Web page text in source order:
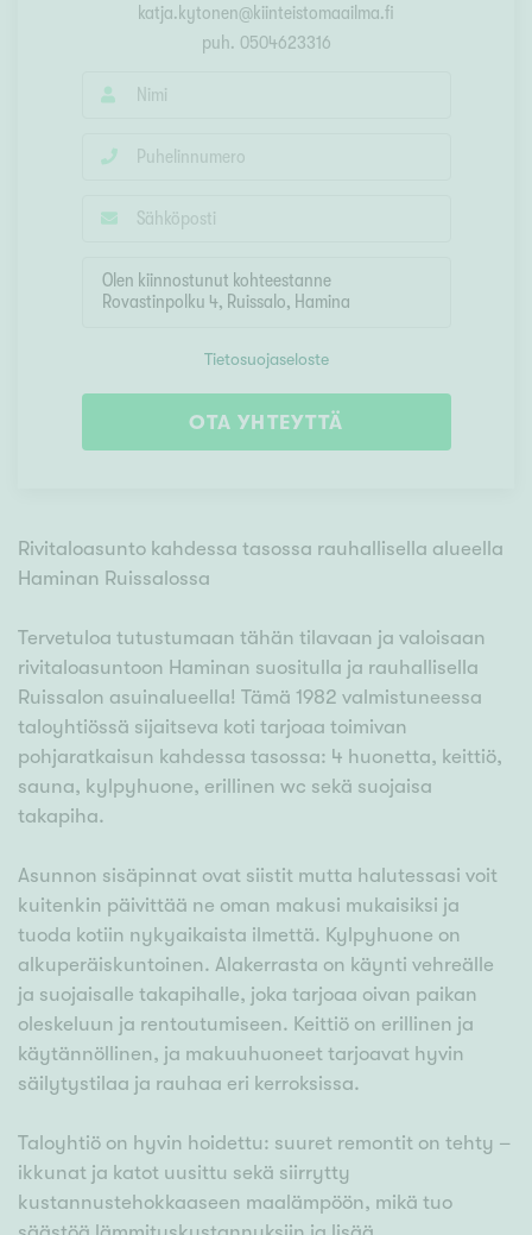
katja.kytonen@kiinteistomaailma.fi
puh. 0504623316
Tietosuojaseloste
OTA YHTEYTTÄ
Rivitaloasunto kahdessa tasossa rauhallisella alueella
Haminan Ruissalossa
Tervetuloa tutustumaan tähän tilavaan ja valoisaan
rivitaloasuntoon Haminan suositulla ja rauhallisella
Ruissalon asuinalueella! Tämä 1982 valmistuneessa
taloyhtiössä sijaitseva koti tarjoaa toimivan
pohjaratkaisun kahdessa tasossa: 4 huonetta, keittiö,
sauna, kylpyhuone, erillinen wc sekä suojaisa
takapiha.
Asunnon sisäpinnat ovat siistit mutta halutessasi voit
kuitenkin päivittää ne oman makusi mukaisiksi ja
tuoda kotiin nykyaikaista ilmettä. Kylpyhuone on
alkuperäiskuntoinen. Alakerrasta on käynti vehreälle
ja suojaisalle takapihalle, joka tarjoaa oivan paikan
oleskeluun ja rentoutumiseen. Keittiö on erillinen ja
käytännöllinen, ja makuuhuoneet tarjoavat hyvin
säilytystilaa ja rauhaa eri kerroksissa.
Taloyhtiö on hyvin hoidettu: suuret remontit on tehty –
ikkunat ja katot uusittu sekä siirrytty
kustannustehokkaaseen maalämpöön, mikä tuo